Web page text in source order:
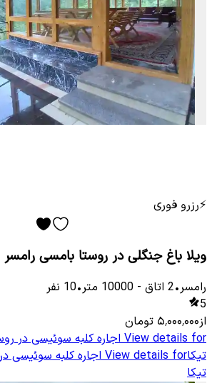
⚡رزرو فوری
ویلا باغ جنگلی در روستا بامسی رامسر
رامسر•
2 اتاق -
10000 متر•
10 نفر
5
از۵٬۰۰۰٬۰۰۰ تومان
View details for اجاره کلبه سوئیسی در
تیکاView details for اجاره کلبه سوئیسی
تیکا